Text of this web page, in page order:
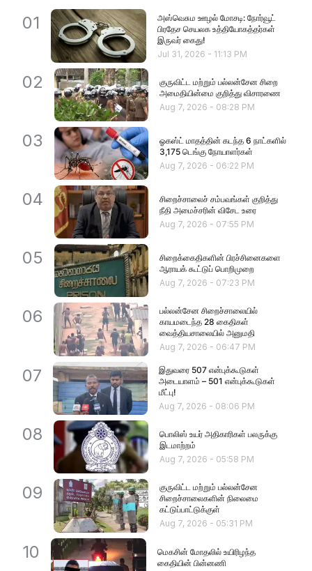
01
அஸ்வெசும ஊழல் மோசடி: நோர்வூட்
பிரதேச செயலக உத்தியோகத்தர்கள்
இருவர் கைது!
Jul 31, 2026 - 11:13 PM
02
குருவிட்ட மற்றும் பல்லன்சேன சிறை
அமைதியின்மை குறித்து விசாரணை
Aug 7, 2026 - 08:28 PM
03
ஓகஸ்ட் மாதத்தின் கடந்த 6 நாட்களில்
3,175 டெங்கு நோயாளர்கள்
Aug 7, 2026 - 06:22 PM
04
சிறைச்சாலைச் சம்பவங்கள் குறித்து
நீதி அமைச்சரின் விசேட உரை
Aug 7, 2026 - 07:55 PM
05
சிறைக்கைதிகளின் பிரச்சினைகளை
ஆராயக் கூட்டுப் பொறிமுறை
Aug 7, 2026 - 07:23 PM
06
பல்லன்சேன சிறைச்சாலையில்
காயமடைந்த 28 கைதிகள்
வைத்தியசாலையில் அனுமதி
Aug 7, 2026 - 06:47 PM
07
இதுவரை 507 என்புக்கூடுகள்
அடையாளம் – 501 என்புக்கூடுகள்
மீட்பு!
Aug 7, 2026 - 08:06 PM
08
பொலிஸ் உயர் அதிகாரிகள் பலருக்கு
இடமாற்றம்
Aug 7, 2026 - 05:58 PM
09
குருவிட்ட மற்றும் பல்லன்சேன
சிறைச்சாலைகளின் நிலைமை
கட்டுப்பாட்டுக்குள்
Aug 7, 2026 - 05:31 PM
10
மெகசின் மோதலில் உயிரிழந்த
கைதியின் பின்னணி